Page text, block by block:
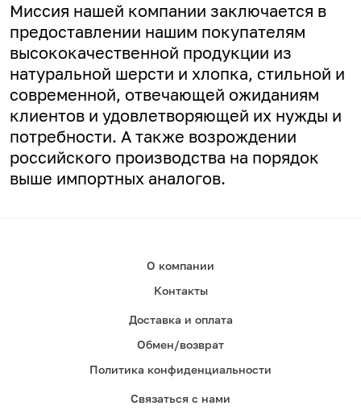
Миссия нашей компании заключается в
предоставлении нашим покупателям
высококачественной продукции из
натуральной шерсти и хлопка, стильной и
современной, отвечающей ожиданиям
клиентов и удовлетворяющей их нужды и
потребности. А также возрождении
российского производства на порядок
выше импортных аналогов.
О компании
Контакты
Доставка и оплата
Обмен/возврат
Политика конфиденциальности
Связаться с нами